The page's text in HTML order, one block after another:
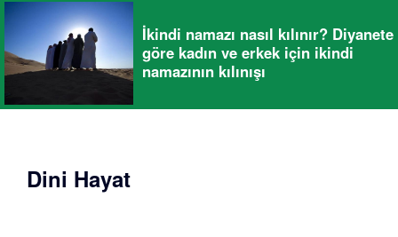
İkindi namazı nasıl kılınır? Diyanete
göre kadın ve erkek için ikindi
namazının kılınışı
Dini Hayat